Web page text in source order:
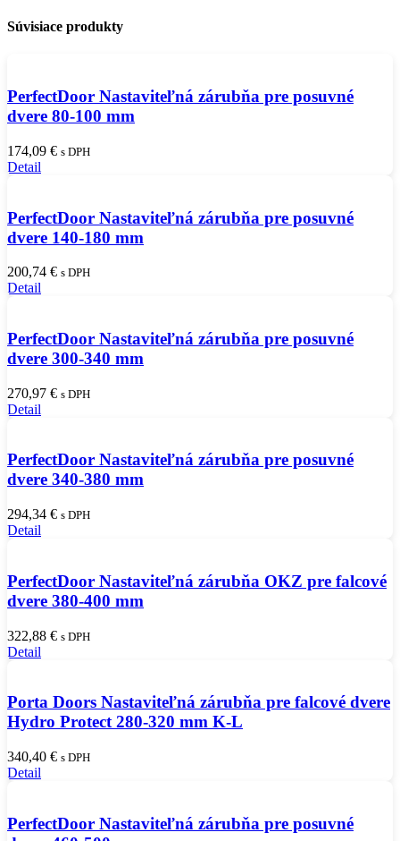
Súvisiace produkty
PerfectDoor Nastaviteľná zárubňa pre posuvné
dvere 80-100 mm
174,09 € s DPH
Detail
PerfectDoor Nastaviteľná zárubňa pre posuvné
dvere 140-180 mm
200,74 € s DPH
Detail
PerfectDoor Nastaviteľná zárubňa pre posuvné
dvere 300-340 mm
270,97 € s DPH
Detail
PerfectDoor Nastaviteľná zárubňa pre posuvné
dvere 340-380 mm
294,34 € s DPH
Detail
PerfectDoor Nastaviteľná zárubňa OKZ pre falcové
dvere 380-400 mm
322,88 € s DPH
Detail
Porta Doors Nastaviteľná zárubňa pre falcové dvere
Hydro Protect 280-320 mm K-L
340,40 € s DPH
Detail
PerfectDoor Nastaviteľná zárubňa pre posuvné